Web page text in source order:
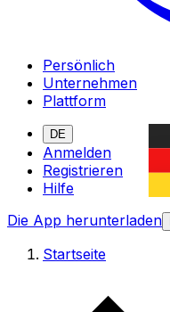
Persönlich
Unternehmen
Plattform
DE
Anmelden
Registrieren
Hilfe
Die App herunterladen
Startseite